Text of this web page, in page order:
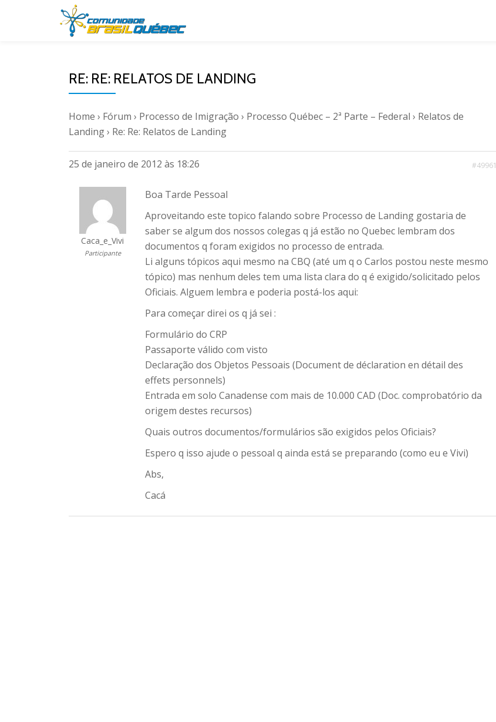
RE: RE: RELATOS DE LANDING
Home › Fórum › Processo de Imigração › Processo Québec – 2ª Parte – Federal › Relatos de
Landing› Re: Re: Relatos de Landing
25 de janeiro de 2012 às 18:26 #49961
Caca_e_Vivi
Participante
Boa Tarde Pessoal
Aproveitando este topico falando sobre Processo de Landing gostaria de
saber se algum dos nossos colegas q já estão no Quebec lembram dos
documentos q foram exigidos no processo de entrada.
Li alguns tópicos aqui mesmo na CBQ (até um q o Carlos postou neste mesmo
tópico) mas nenhum deles tem uma lista clara do q é exigido/solicitado pelos
Oficiais. Alguem lembra e poderia postá-los aqui:
Para começar direi os q já sei :
Formulário do CRP
Passaporte válido com visto
Declaração dos Objetos Pessoais (Document de déclaration en détail des
effets personnels)
Entrada em solo Canadense com mais de 10.000 CAD (Doc. comprobatório da
origem destes recursos)
Quais outros documentos/formulários são exigidos pelos Oficiais?
Espero q isso ajude o pessoal q ainda está se preparando (como eu e Vivi)
Abs,
Cacá